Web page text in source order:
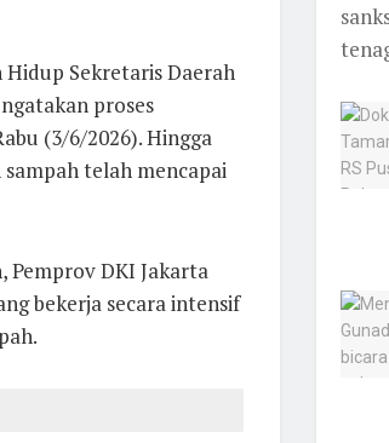
Sekretaris Daerah
proses
(3/6/2026). Hingga
telah mencapai
Pemprov DKI Jakarta
bekerja secara intensif